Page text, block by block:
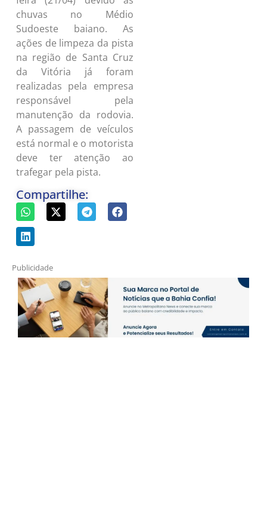
chuvas no Médio
Sudoeste baiano. As
ações de limpeza da pista
na região de Santa Cruz
da Vitória já foram
realizadas pela empresa
responsável pela
manutenção da rodovia.
A passagem de veículos
está normal e o motorista
deve ter atenção ao
trafegar pela pista.
Compartilhe:
Publicidade